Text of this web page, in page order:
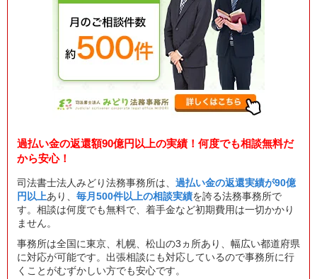
過払い金の返還額90億円以上の実績！何度でも相談無料だ
から安心！
司法書士法人みどり法務事務所は、 過払い金の返還実績が90億
円以上あり、 毎月500件以上の相談実績を誇る法務事務所で
す。相談は何度でも無料で、着手金など初期費用は一切かかり
ません。
事務所は全国に東京、札幌、松山の3ヵ所あり、幅広い都道府県
に対応が可能です。出張相談にも対応しているので事務所に行
くことがむずかしい方でも安心です。